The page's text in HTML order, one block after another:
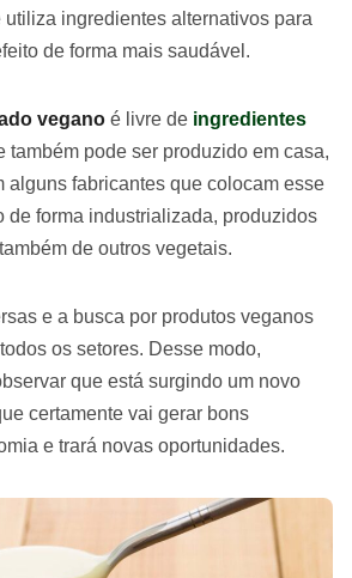
ingredientes alternativos para
de forma mais saudável.
vegano é livre de ingredientes
também pode ser produzido em casa,
alguns fabricantes que colocam esse
de forma industrializada, produzidos
de outros vegetais.
e a busca por produtos veganos
os setores. Desse modo,
que está surgindo um novo
certamente vai gerar bons
e trará novas oportunidades.